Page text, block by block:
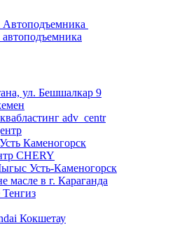
Автоподъемника
автоподъемника
ул. Бешшалкар 9
adv_centr
Каменогорск
CHERY
Усть-Каменогорск
масле в г. Караганда
Кокшетау